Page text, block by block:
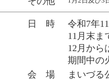
日 時
令和7年
11月末ま
12月から
期間中の
会 場
まいづる